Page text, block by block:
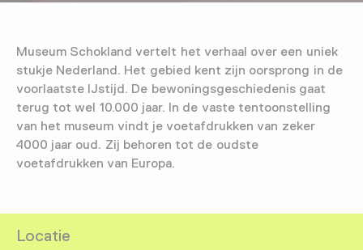
Museum Schokland vertelt het verhaal over een uniek
stukje Nederland. Het gebied kent zijn oorsprong in de
voorlaatste IJstijd. De bewoningsgeschiedenis gaat
terug tot wel 10.000 jaar. In de vaste tentoonstelling
van het museum vindt je voetafdrukken van zeker
4000 jaar oud. Zij behoren tot de oudste
voetafdrukken van Europa.
Locatie